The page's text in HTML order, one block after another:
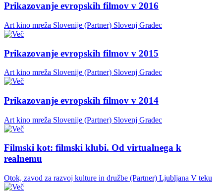
Prikazovanje evropskih filmov v 2016
Art kino mreža Slovenije (Partner) Slovenj Gradec
Prikazovanje evropskih filmov v 2015
Art kino mreža Slovenije (Partner) Slovenj Gradec
Prikazovanje evropskih filmov v 2014
Art kino mreža Slovenije (Partner) Slovenj Gradec
Filmski kot: filmski klubi. Od virtualnega k
realnemu
Otok, zavod za razvoj kulture in družbe (Partner) Ljubljana V teku